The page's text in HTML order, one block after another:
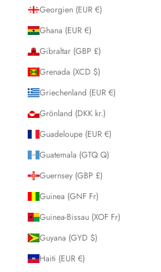
Georgien (EUR €)
Ghana (EUR €)
Gibraltar (GBP £)
Grenada (XCD $)
Griechenland (EUR €)
Grönland (DKK kr.)
Guadeloupe (EUR €)
Guatemala (GTQ Q)
Guernsey (GBP £)
Guinea (GNF Fr)
Guinea-Bissau (XOF Fr)
Guyana (GYD $)
Haiti (EUR €)